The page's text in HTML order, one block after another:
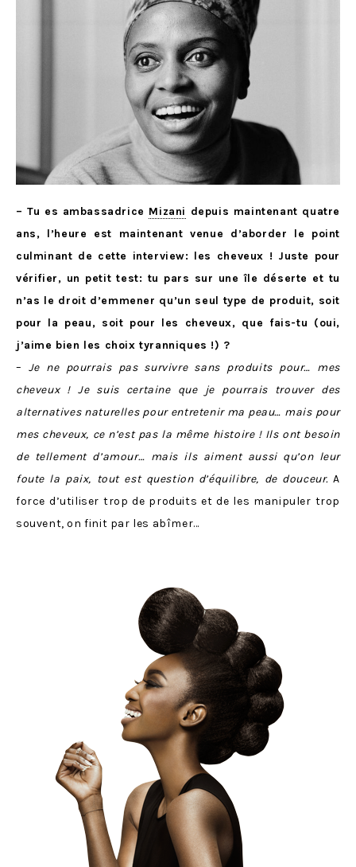
– Tu es ambassadrice Mizani depuis maintenant quatre
ans, l’heure est maintenant venue d’aborder le point
culminant de cette interview: les cheveux ! Juste pour
vérifier, un petit test: tu pars sur une île déserte et tu
n’as le droit d’emmener qu’un seul type de produit, soit
pour la peau, soit pour les cheveux, que fais-tu (oui,
j’aime bien les choix tyranniques !) ?
– Je ne pourrais pas survivre sans produits pour… mes
cheveux ! Je suis certaine que je pourrais trouver des
alternatives naturelles pour entretenir ma peau… mais pour
mes cheveux, ce n’est pas la même histoire ! Ils ont besoin
de tellement d’amour… mais ils aiment aussi qu’on leur
foute la paix, tout est question d’équilibre, de douceur.A
force d’utiliser trop de produits et de les manipuler trop
souvent, on finit par les abîmer…